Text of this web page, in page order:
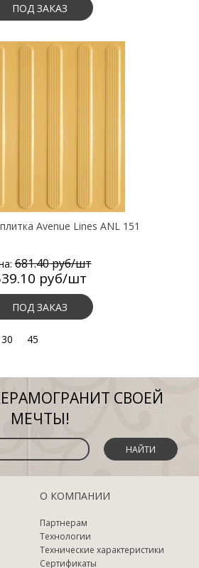
ПОД ЗАКАЗ
Avenue Lines ANL 151
681.40 руб/шт
руб/шт
ПОД ЗАКАЗ
30 45
СВОЕЙ
МЕЧТЫ!
НАЙТИ
О КОМПАНИИ
Партнерам
Технологии
Технические характеристики
Сертификаты